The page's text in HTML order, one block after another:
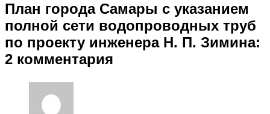
План города Самары с указанием
полной сети водопроводных труб
по проекту инженера Н. П. Зимина:
2 комментария